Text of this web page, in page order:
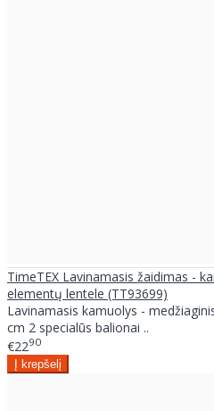
TimeTEX Lavinamasis žaidimas -
elementų lentele (TT93699)
Lavinamasis kamuolys -
cm 2 specialūs balionai ..
€2290